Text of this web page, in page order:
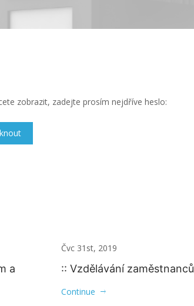
zobrazit, zadejte prosím nejdříve heslo:
a
Čvc 31st, 2019
:: Vzdělávání zaměstnanců
Continue